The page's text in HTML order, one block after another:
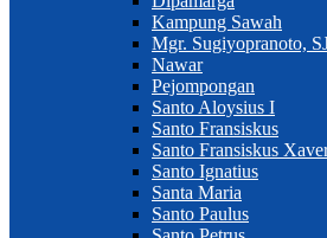
Kampung Sawah
Mgr. Sugiyopranoto,
Nawar
Pejompongan
Santo Aloysius I
Santo Fransiskus
Santo Fransiskus
Santo Ignatius
Santa Maria
Santo Paulus